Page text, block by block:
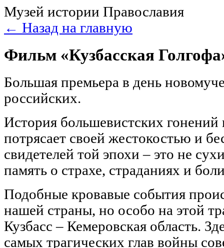
Музей истории Православия
← Назад на главную
Фильм «Кузбасская
Большая премьера в день
российских.
История большевистских
потрясает своей жестокостью и
свидетелей той эпохи – это не
память о страхе, страданиях и
Подобные кровавые события
нашей страны, но особо на этой
Кузбасс – Кемеровская область.
самых трагических глав войны